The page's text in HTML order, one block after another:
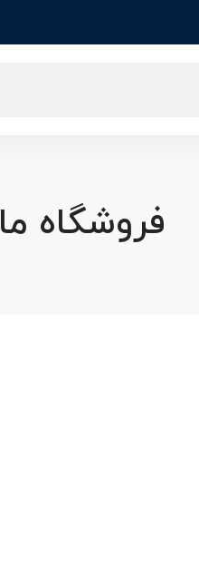
فروشگاه ما